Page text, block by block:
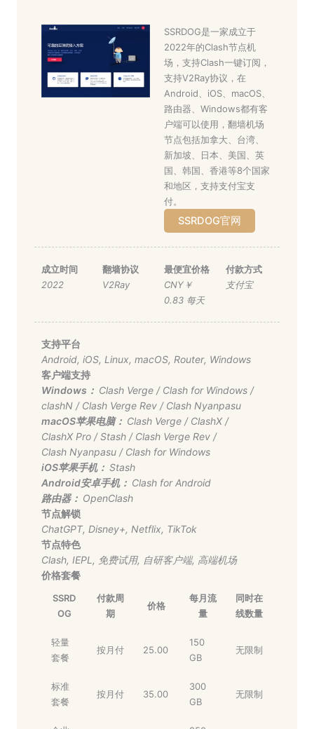
SSRDOG是一家成立于
2022年的Clash节点机
场，支持Clash一键订阅，
支持V2Ray协议，在
Android、iOS、macOS、
路由器、Windows都有客
户端可以使用，翻墙机场
节点包括加拿大、台湾、
新加坡、日本、美国、英
国、韩国、香港等8个国家
和地区，支持支付宝支
付。
SSRDOG官网
成立时间
2022
翻墙协议
V2Ray
最便宜价格
CNY￥
0.83 每天
付款方式
支付宝
支持平台
Android, iOS, Linux, macOS, Router, Windows
客户端支持
Windows： Clash Verge/ Clash for Windows/
clashN/ Clash Verge Rev/ Clash Nyanpasu
macOS苹果电脑： Clash Verge/ ClashX/
ClashX Pro/Stash/ Clash Verge Rev/
Clash Nyanpasu/ Clash for Windows
iOS苹果手机： Stash
Android安卓手机： Clash for Android
路由器： OpenClash
节点解锁
ChatGPT, Disney+, Netflix, TikTok
节点特色
Clash, IEPL , 免费试用, 自研客户端, 高端机场
价格套餐
SSRD
OG
付款周
期
价格
每月流
量
同时在
线数量
轻量
套餐
按月付 25.00
150
GB
无限制
标准
套餐
按月付 35.00
300
GB
无限制